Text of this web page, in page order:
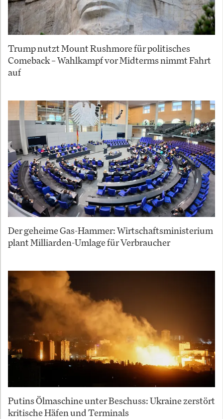
Trump nutzt Mount Rushmore für politisches
Comeback – Wahlkampf vor Midterms nimmt Fahrt
auf
Der geheime Gas-Hammer: Wirtschaftsministerium
plant Milliarden-Umlage für Verbraucher
Putins Ölmaschine unter Beschuss: Ukraine zerstört
kritische Häfen und Terminals